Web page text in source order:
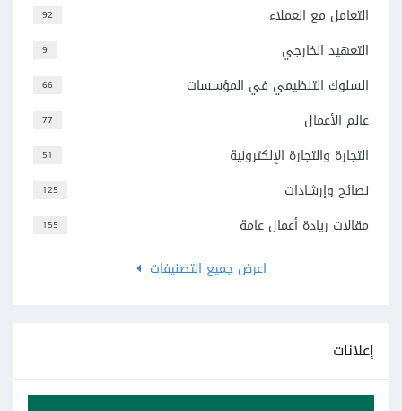
92 التعامل مع العملاء
9 التعهيد الخارجي
66 السلوك التنظيمي في المؤسسات
77 عالم الأعمال
51 التجارة والتجارة الإلكترونية
125 نصائح وإرشادات
155
مقالات ريادة أعمال عامة
اعرض جميع التصنيفات
إعلانات